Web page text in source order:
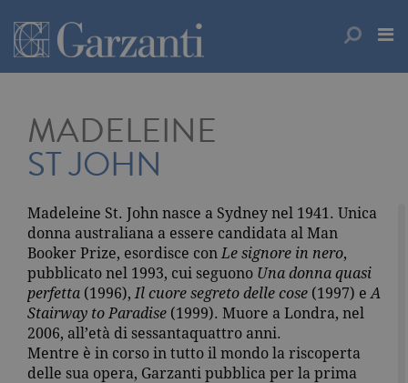
MADELEINE
ST JOHN
Madeleine St. John nasce a Sydney nel 1941. Unica
donna australiana a essere candidata al Man
Booker Prize, esordisce con Le signore in nero,
pubblicato nel 1993, cui seguono Una donna quasi
perfetta (1996),Il cuore segreto delle cose (1997) eA
Stairway to Paradise (1999). Muore a Londra, nel
2006, all’età di sessantaquattro anni.
Mentre è in corso in tutto il mondo la riscoperta
delle sua opera, Garzanti pubblica per la prima